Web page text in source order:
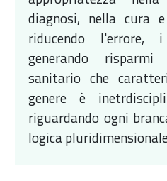
diagnosi, nella cura
riducendo
generando
sanitario che
genere è
riguardando ogni
logica